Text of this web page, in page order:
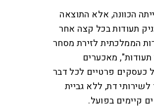
הכוונה, אלא התוצאה
תעודות בכל קצה אחר
הממלכתית לזירת מסחר
מאכערים
כעסקים פרטיים לכל דבר
דת, ללא גביית
קיימים בפועל.